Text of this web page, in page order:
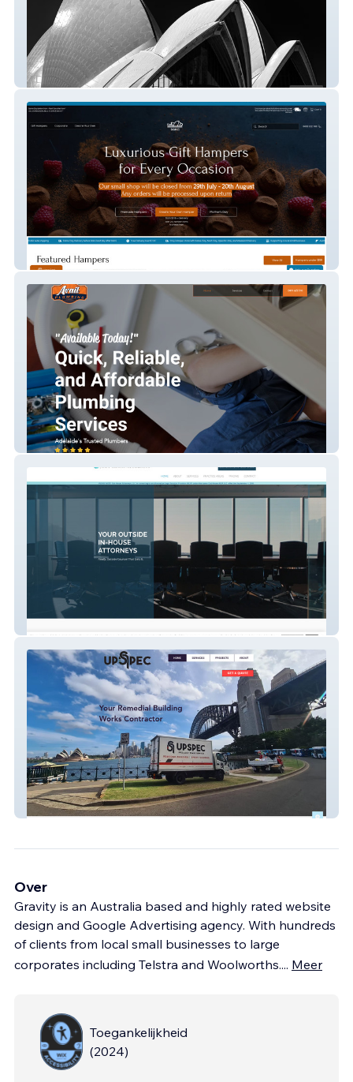
Gravity Technology & Media
Sydney Gift Hampers
Avail Plumbing
Out-House Attorneys
UPSPEC Services
Over
Gravity is an Australia based and highly rated website
design and Google Advertising agency. With hundreds
of clients from local small businesses to large
corporates including Telstra and Woolworths.... Meer
Toegankelijkheid
(2024)